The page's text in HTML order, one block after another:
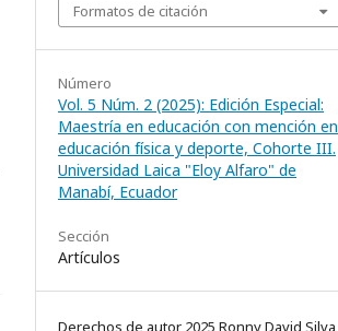
Formatos de citación
Número
Vol. 5 Núm. 2 (2025): Edición Especial:
Maestría en educación con mención en
educación física y deporte, Cohorte III.
Universidad Laica "Eloy Alfaro" de
Manabí, Ecuador
Sección
Artículos
Derechos de autor 2025 Ronny David Silva